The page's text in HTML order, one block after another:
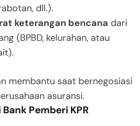
dll.).
keterangan bencana dari
(BPBD, kelurahan, atau
membantu saat bernegosiasi
asuransi.
Pemberi KPR